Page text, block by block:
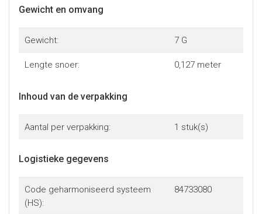
Gewicht en omvang
Gewicht: 7 G
Lengte snoer: 0,127 meter
Inhoud van de verpakking
Aantal per verpakking: 1 stuk(s)
Logistieke gegevens
Code geharmoniseerd systeem
(HS):
84733080